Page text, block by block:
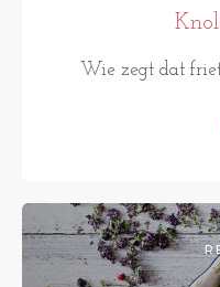
Wie zegt dat